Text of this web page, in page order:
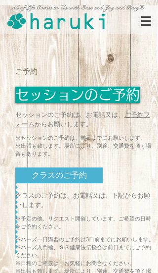
All of Life Comes to Us with Ease and Joy and Glory®
ご予約
セッションのご予約
セッションのご予約は、お電話又は、 ご予約フ
ォームからお願いします。
※セッションのご予約は、前日までにお願いします。
※出張も致します。場所により、別途、交通費を頂く場
合もあります。
クラスのご予約
クラスのご予約は、お電話又は、下記からお願
いします。
※予定の他、リクエスト開催しています。ご希望の日時
をご予約ください。
※バーズ一日講習のご予約は3日前までにお願いします。
※バーズ入門編、ＳＳ健康法伝授会は前日までにご予約
ください。
※日程のご相談は、お気軽にお問合せください。
※出張も致します。場所により、別途、交通費を頂く場